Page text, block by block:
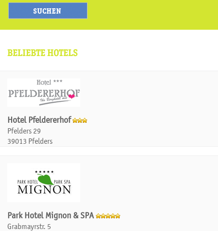
BELIEBTE HOTELS
Hotel Pfeldererhof
Pfelders 29
39013 Pfelders
Park Hotel Mignon & SPA
Grabmayrstr. 5